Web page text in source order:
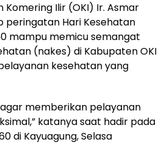
Komering Ilir (OKI) Ir. Asmar
peringatan Hari Kesehatan
mampu memicu semangat
(nakes) di Kabupaten OKI
kesehatan yang
memberikan pelayanan
katanya saat hadir pada
di Kayuagung, Selasa